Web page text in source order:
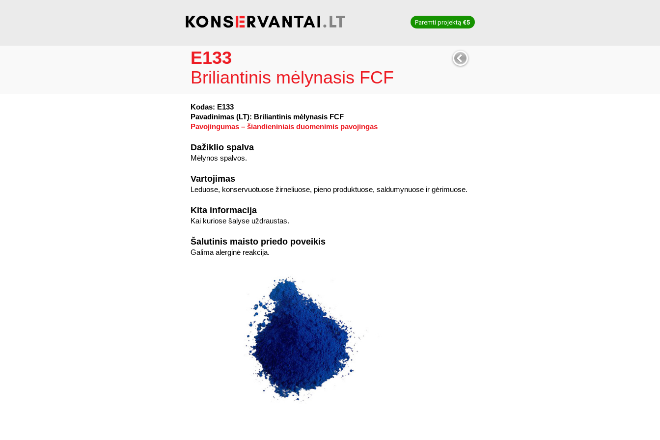
Paremti projektą €5
E133
Briliantinis mėlynasis FCF
Kodas: E133
Pavadinimas (LT): Briliantinis mėlynasis FCF
Pavojingumas – šiandieniniais duomenimis pavojingas
Dažiklio spalva
Mėlynos spalvos.
Vartojimas
Leduose, konservuotuose žirneliuose, pieno produktuose, saldumynuose ir gėrimuose.
Kita informacija
Kai kuriose šalyse uždraustas.
Šalutinis maisto priedo poveikis
Galima alerginė reakcija.